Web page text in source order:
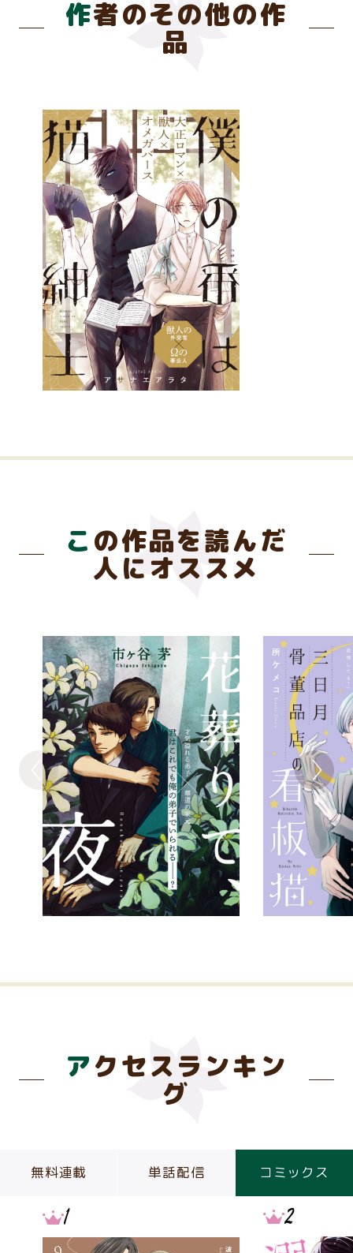
作者のその他の作
品
この作品を読んだ
人にオススメ
アクセスランキン
グ
無料連載 単話配信 コミックス